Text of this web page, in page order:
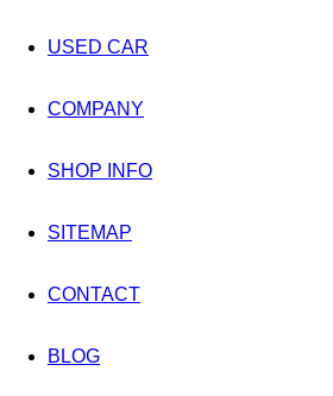
USED CAR
COMPANY
SHOP INFO
SITEMAP
CONTACT
BLOG